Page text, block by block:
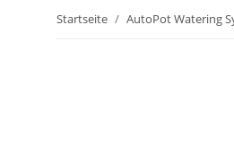
Startseite AutoPot Watering